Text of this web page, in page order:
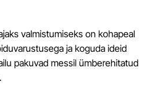
valmistumiseks on kohapeal
ja koguda ideid
pakuvad messil ümberehitatud